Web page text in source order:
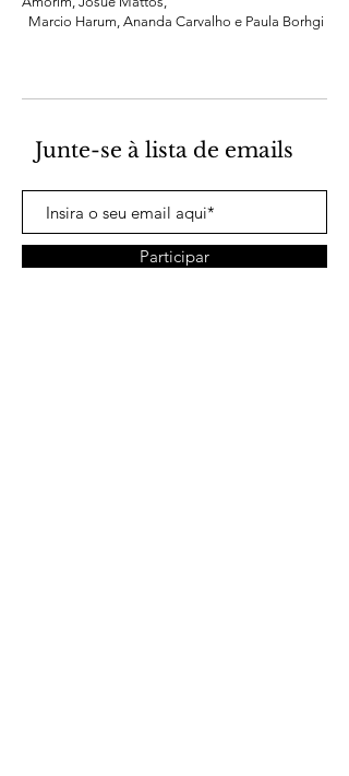
Marcio Harum, Ananda Carvalho e Paula Borhgi
Junte-se à lista de emails
Participar